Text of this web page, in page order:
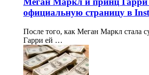
официальную страницу в
После того, как Меган Маркл стала
Гарри ей …